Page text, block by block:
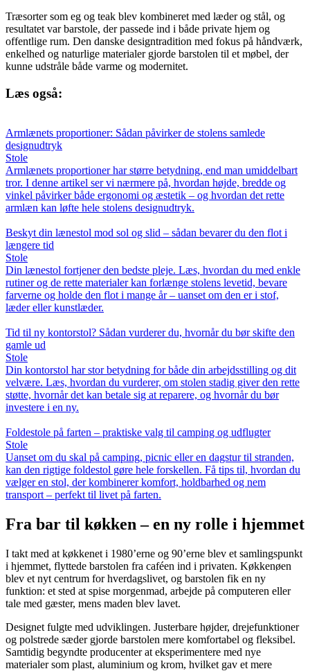
Træsorter som eg og teak blev kombineret med læder og stål, og
resultatet var barstole, der passede ind i både private hjem og
offentlige rum. Den danske designtradition med fokus på håndværk,
enkelhed og naturlige materialer gjorde barstolen til et møbel, der
kunne udstråle både varme og modernitet.
Læs også:
Armlænets proportioner: Sådan påvirker de stolens samlede
designudtryk
Stole
Armlænets proportioner har større betydning, end man umiddelbart
tror. I denne artikel ser vi nærmere på, hvordan højde, bredde og
vinkel påvirker både ergonomi og æstetik – og hvordan det rette
armlæn kan løfte hele stolens designudtryk.
Beskyt din lænestol mod sol og slid – sådan bevarer du den flot i
længere tid
Stole
Din lænestol fortjener den bedste pleje. Læs, hvordan du med enkle
rutiner og de rette materialer kan forlænge stolens levetid, bevare
farverne og holde den flot i mange år – uanset om den er i stof,
læder eller kunstlæder.
Tid til ny kontorstol? Sådan vurderer du, hvornår du bør skifte den
gamle ud
Stole
Din kontorstol har stor betydning for både din arbejdsstilling og dit
velvære. Læs, hvordan du vurderer, om stolen stadig giver den rette
støtte, hvornår det kan betale sig at reparere, og hvornår du bør
investere i en ny.
Foldestole på farten – praktiske valg til camping og udflugter
Stole
Uanset om du skal på camping, picnic eller en dagstur til stranden,
kan den rigtige foldestol gøre hele forskellen. Få tips til, hvordan du
vælger en stol, der kombinerer komfort, holdbarhed og nem
transport – perfekt til livet på farten.
Fra bar til køkken – en ny rolle i hjemmet
I takt med at køkkenet i 1980’erne og 90’erne blev et samlingspunkt
i hjemmet, flyttede barstolen fra caféen ind i privaten. Køkkenøen
blev et nyt centrum for hverdagslivet, og barstolen fik en ny
funktion: et sted at spise morgenmad, arbejde på computeren eller
tale med gæster, mens maden blev lavet.
Designet fulgte med udviklingen. Justerbare højder, drejefunktioner
og polstrede sæder gjorde barstolen mere komfortabel og fleksibel.
Samtidig begyndte producenter at eksperimentere med nye
materialer som plast, aluminium og krom, hvilket gav et mere